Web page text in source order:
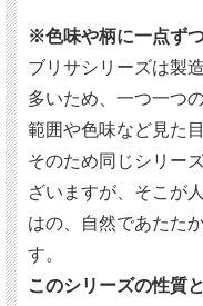
※色味や柄に一点ず
ブリサシリーズは製
多いため、一つ一つ
範囲や色味など見た
そのため同じシリー
ざいますが、そこが
はの、自然であたた
す。
このシリーズの性質